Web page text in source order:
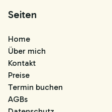
Seiten
Home
Über mich
Kontakt
Preise
Termin buchen
AGBs